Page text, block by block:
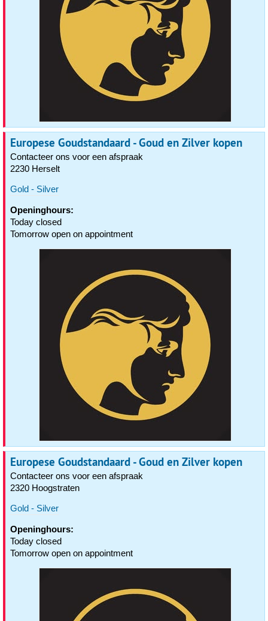
Europese Goudstandaard - Goud en Zilver kopen
Contacteer ons voor een afspraak
2230 Herselt
Gold - Silver
Openinghours:
Today closed
Tomorrow open on appointment
Europese Goudstandaard - Goud en Zilver kopen
Contacteer ons voor een afspraak
2320 Hoogstraten
Gold - Silver
Openinghours:
Today closed
Tomorrow open on appointment